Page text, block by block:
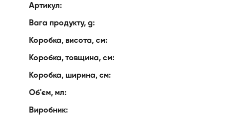
Артикул:
Вага продукту, g:
Коробка, висота, см:
Коробка, товщина, см:
Коробка, ширина, см:
Об'єм, мл:
Виробник: